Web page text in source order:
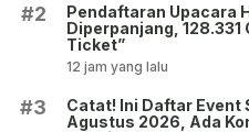
#2
Pendaftaran Upacara
Diperpanjang, 128.331
Ticket”
12 jam yang lalu
#3
Catat! Ini Daftar Event
Agustus 2026, Ada